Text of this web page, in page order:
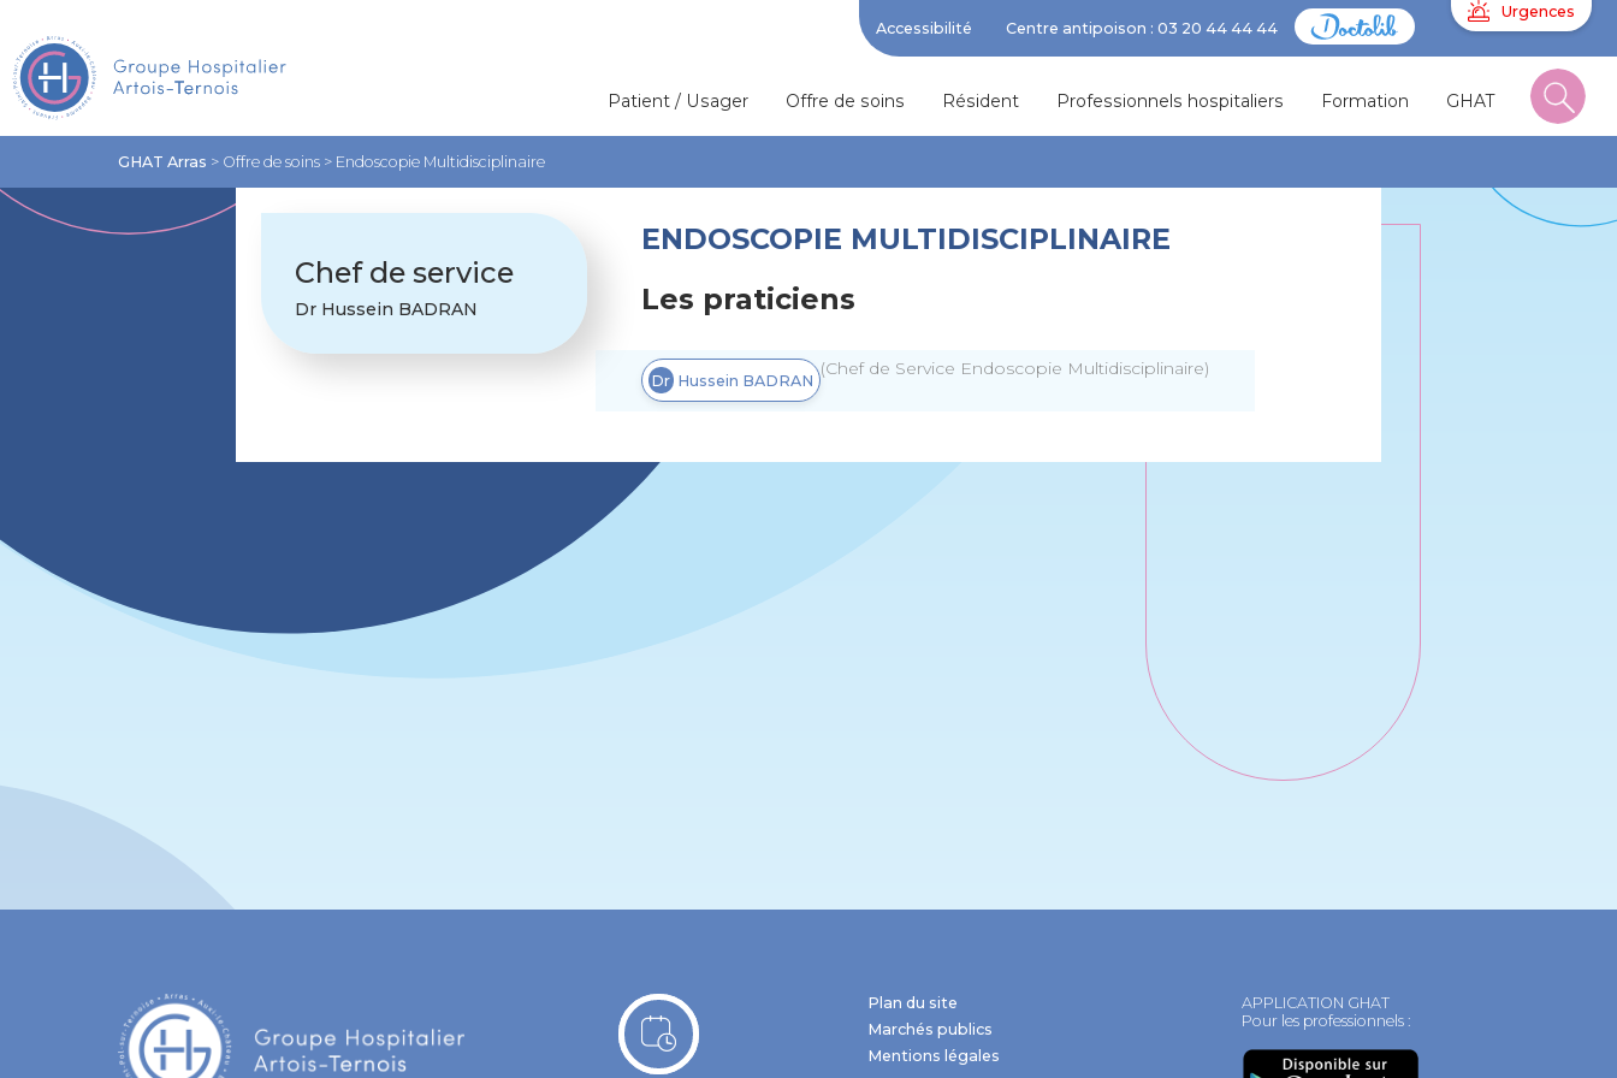
Accessibilité Centre antipoison : 03 20 44 44 44
Urgences
Patient / Usager Offre de soins Résident Professionnels hospitaliers Formation GHAT
GHAT Arras > Offre de soins > Endoscopie Multidisciplinaire
Chef de service
Dr Hussein BADRAN
ENDOSCOPIE MULTIDISCIPLINAIRE
Les praticiens
Dr Hussein BADRAN
(Chef de Service Endoscopie Multidisciplinaire)
Plan du site
Marchés publics
Mentions légales
APPLICATION GHAT
Pour les professionnels :